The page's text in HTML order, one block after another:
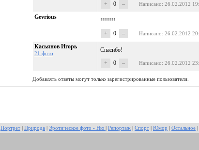
+
0 – Написано: 26.02.2012
Gevrious
!!!!!!!!
+
0 – Написано: 26.02.2012
Касьянов Игорь
21 фото
Спасибо!
+
0 – Написано: 26.02.2012
Добавлять ответы могут только зарегистрированные пользователи.
Портрет Природа Эротическое фото - Ню Репортаж Спорт Юмор Остальное